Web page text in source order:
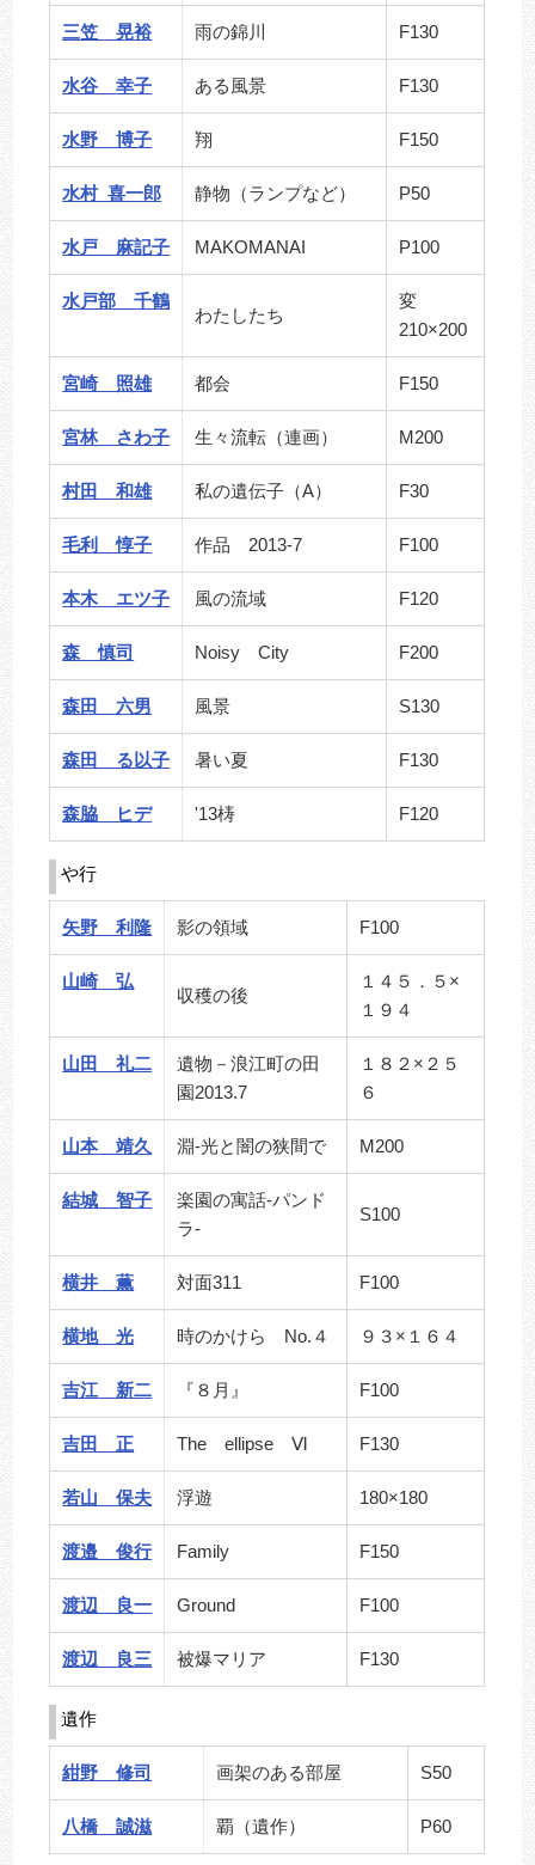
三笠 晃裕 雨の錦川 F130
水谷 幸子 ある風景 F130
水野 博子 翔 F150
水村 喜一郎 静物（ランプなど） P50
水戸 麻記子 MAKOMANAI P100
水戸部 千鶴
わたしたち
変
210×200
宮崎 照雄 都会 F150
宮林 さわ子 生々流転（連画） M200
村田 和雄 私の遺伝子（A） F30
毛利 惇子 作品 2013-7 F100
本木 エツ子 風の流域 F120
森 慎司 Noisy City F200
森田 六男 風景 S130
森田 る以子 暑い夏 F130
森脇 ヒデ '13梼 F120
や行
矢野 利隆 影の領域 F100
山崎 弘
収穫の後
１４５．５×
１９４
山田 礼二
遺物－浪江町の田
園2013.7
１８２×２５
６
山本 靖久 淵-光と闇の狭間で M200
結城 智子
楽園の寓話-パンド
ラ-
S100
横井 薫 対面311 F100
横地 光 時のかけら No.４ ９３×１６４
吉江 新二 『８月』 F100
吉田 正 The ellipse Ⅵ F130
若山 保夫 浮遊 180×180
渡邉 俊行 Family F150
渡辺 良一 Ground F100
渡辺 良三 被爆マリア F130
遺作
紺野 修司 画架のある部屋 S50
八橋 誠滋 覇（遺作） P60